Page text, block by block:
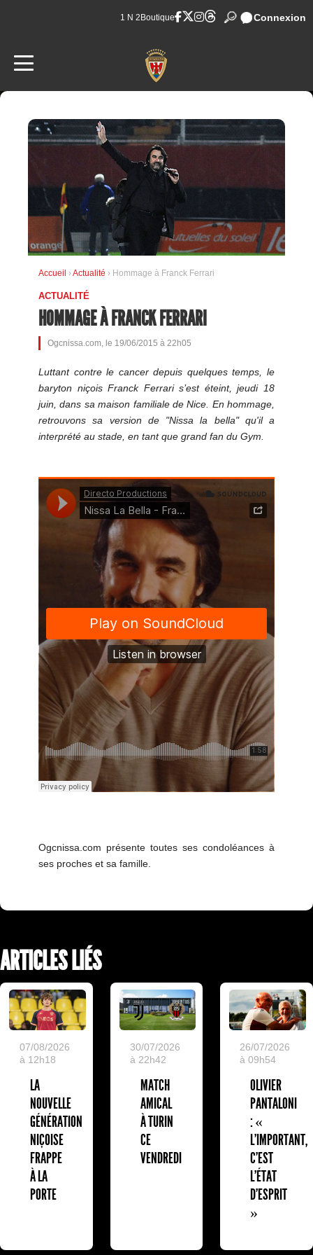
1 N 2 Boutique Connexion
Accueil ›Actualité › Hommage à Franck Ferrari
ACTUALITÉ
HOMMAGE À FRANCK FERRARI
Ogcnissa.com, le 19/06/2015 à 22h05
Luttant contre le cancer depuis quelques temps, le
baryton niçois Franck Ferrari s’est éteint, jeudi 18
juin, dans sa maison familiale de Nice. En hommage,
retrouvons sa version de "Nissa la bella" qu'il a
interprété au stade, en tant que grand fan du Gym.
Ogcnissa.com présente toutes ses condoléances à
ses proches et sa famille.
ARTICLES LIÉS
07/08/2026
à 12h18
LA
NOUVELLE
GÉNÉRATION
NIÇOISE
FRAPPE
À LA
PORTE
30/07/2026
à 22h42
MATCH
AMICAL
À TURIN
CE
VENDREDI
26/07/2026
à 09h54
OLIVIER
PANTALONI
: «
L'IMPORTANT,
C'EST
L'ÉTAT
D'ESPRIT
»